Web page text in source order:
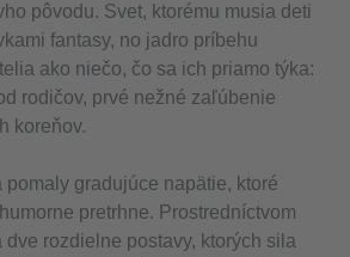
pôvodu. Svet, ktorému musia deti
fantasy, no jadro príbehu
ako niečo, čo sa ich priamo týka:
rodičov, prvé nežné zaľúbenie
koreňov.
pomaly gradujúce napätie, ktoré
pretrhne. Prostredníctvom
rozdielne postavy, ktorých sila